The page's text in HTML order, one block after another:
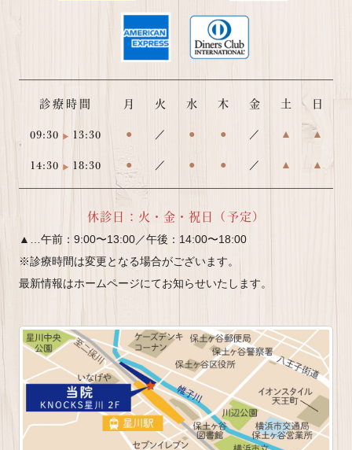
診療時間 月 火 水 木 金 土 日
09:30 13:30 ● ／ ● ● ／ ▲ ▲
14:30 18:30 ● ／ ● ● ／ ▲ ▲
休診日：火・金・祝日（予定）
▲…午前：9:00〜13:00／午後：14:00〜18:00
※診療時間は変更となる場合がございます。
最新情報はホームページにてお知らせいたします。